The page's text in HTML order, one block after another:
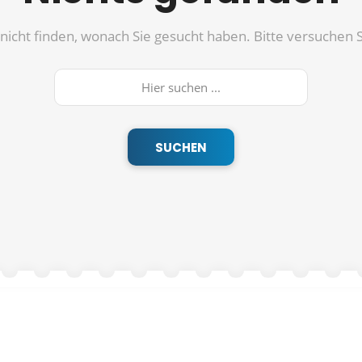
finden, wonach Sie gesucht haben. Bitte versuchen